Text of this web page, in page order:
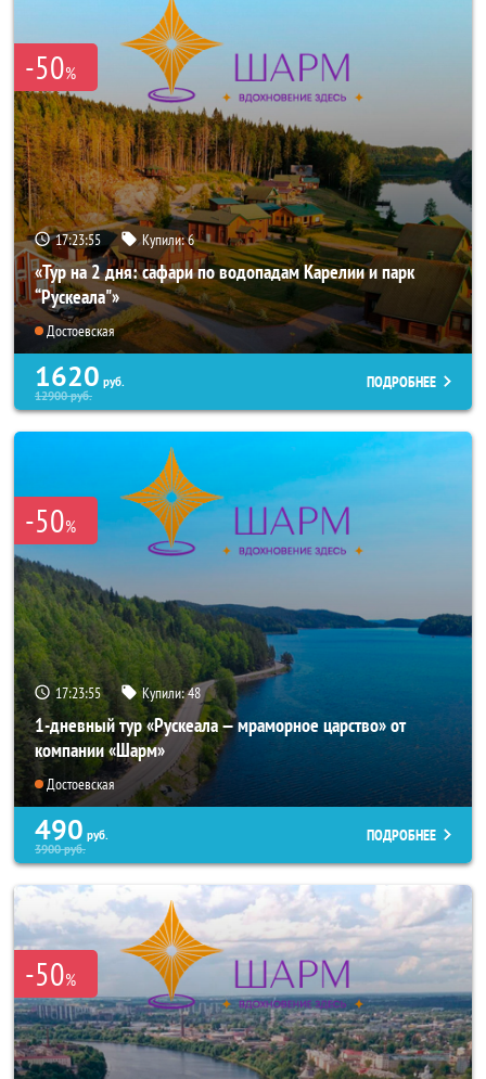
-50%
17:23:54 Купили:6
«Тур на 2 дня: сафари по водопадам Карелии и парк
“Рускеала"»
Достоевская
1620 руб.
12900руб.
ПОДРОБНЕЕ
-50%
17:23:54 Купили:48
1-дневный тур «Рускеала — мраморное царство» от
компании «Шарм»
Достоевская
490 руб.
3900руб.
ПОДРОБНЕЕ
-50%